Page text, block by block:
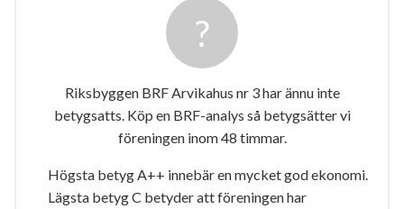
Riksbyggen BRF Arvikahus nr 3 har ännu inte
betygsatts. Köp en BRF-analys så betygsätter vi
föreningen inom 48 timmar.
Högsta betyg A++ innebär en mycket god ekonomi.
Lägsta betyg C betyder att föreningen har